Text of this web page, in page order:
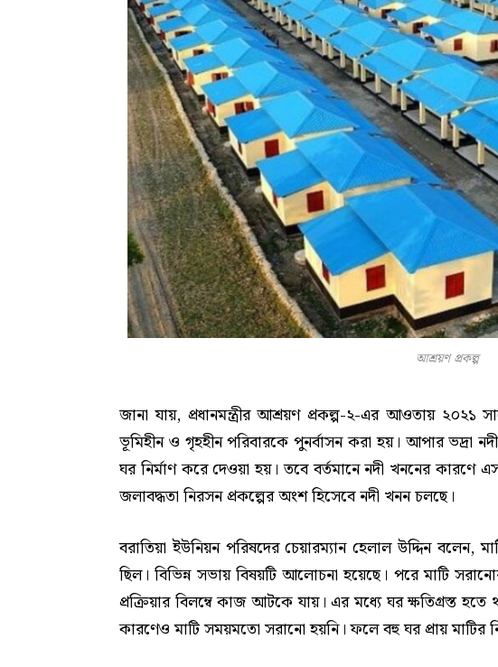
আশ্রয়ণ প্রকল্প
জানা যায়, প্রধানমন্ত্রীর আশ্রয়ণ প্রকল্প-২-এর আওতায় ২০২১
ভূমিহীন ও গৃহহীন পরিবারকে পুনর্বাসন করা হয়। আপার ভদ্রা
ঘর নির্মাণ করে দেওয়া হয়। তবে বর্তমানে নদী খননের
জলাবদ্ধতা নিরসন প্রকল্পের অংশ হিসেবে নদী খনন চলছে।
বরাতিয়া ইউনিয়ন পরিষদের চেয়ারম্যান হেলাল উদ্দিন বলেন,
ছিল। বিভিন্ন সভায় বিষয়টি আলোচনা হয়েছে। পরে মাটি
প্রক্রিয়ার বিলম্বে কাজ আটকে যায়। এর মধ্যে ঘর ক্ষতিগ্রস্ত
কারণেও মাটি সময়মতো সরানো হয়নি। ফলে বহু ঘর প্রায় মাটির